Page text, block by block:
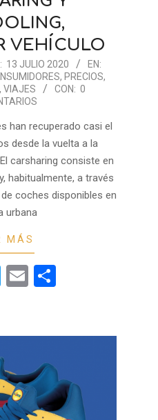
VEHÍCULO
13 JULIO 2020
EN:
, PRECIOS,
, VIAJES CON: 0
han recuperado casi el
desde la vuelta a la
carsharing consiste en
habitualmente, a través
coches disponibles en
urbana
MÁS
Twitter
Email